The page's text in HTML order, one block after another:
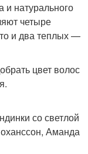
и натурального
четыре
и два теплых —
цвет волос
со светлой
Аманда